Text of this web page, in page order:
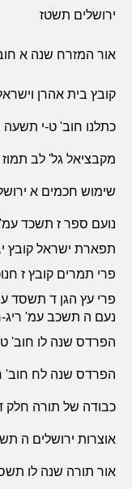
ירושלים תשטז
אור המזרח שנה א חוב'
קובץ בית אהרן
כתלנו חוב' ט-י תשעה
מקבציאל גל' לב
שימוש חכמים א
נועם ספר ז תשכד
תפארת ישראל קובץ יב
פרי תמרים קובץ ז
פרי עץ הגן ד תשסד עמ'
נעם ה תשכב עמ'
הפרדס שנה לו חוב' ט
הפרדס שנה לח חוב' ח
כבודה של תורה
אוצרות ירושלים ה
אור תורה שנה לו